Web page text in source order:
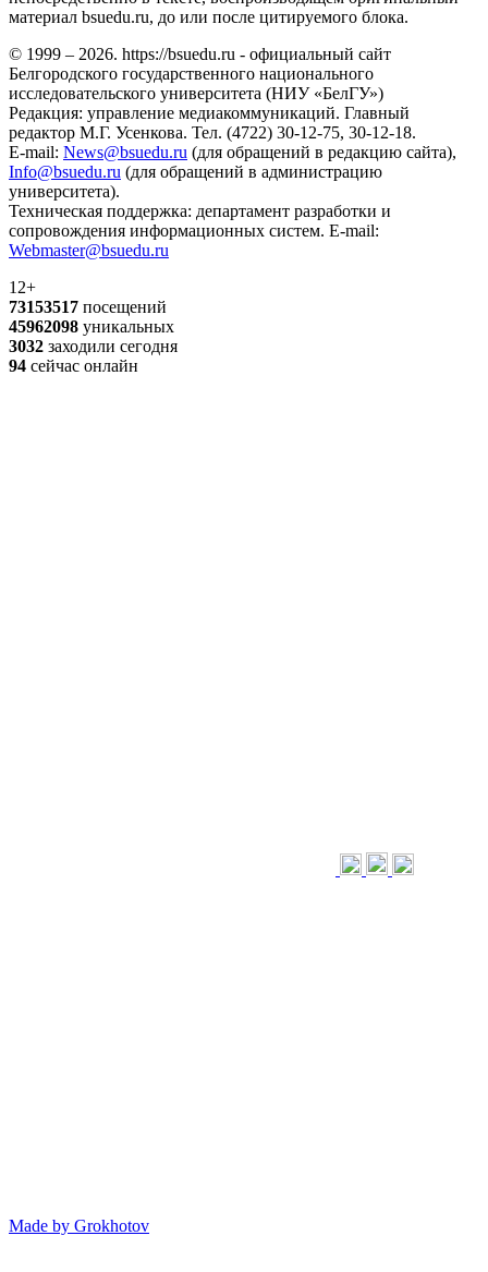
материал bsuedu.ru, до или после цитируемого блока.
© 1999 – 2026. https://bsuedu.ru - официальный сайт
Белгородского государственного национального
исследовательского университета (НИУ «БелГУ»)
Редакция: управление медиакоммуникаций. Главный
редактор М.Г. Усенкова. Тел. (4722) 30-12-75, 30-12-18.
E-mail: News@bsuedu.ru (для обращений в редакцию сайта),
Info@bsuedu.ru (для обращений в администрацию
университета).
Техническая поддержка: департамент разработки и
сопровождения информационных систем. E-mail:
Webmaster@bsuedu.ru
12+
73153517 посещений
45962098 уникальных
3032 заходили сегодня
94 сейчас онлайн
Made by Grokhotov